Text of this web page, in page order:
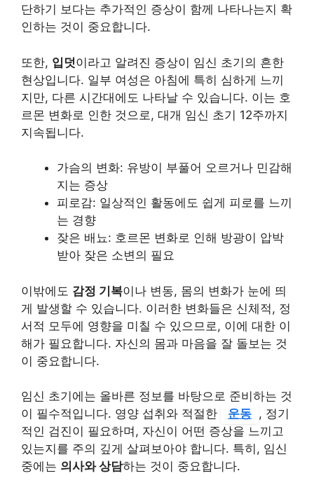
단하기 보다는 추가적인 증상이 함께 나타나는지 확
인하는 것이 중요합니다.
또한, 입덧이라고 알려진 증상이 임신 초기의 흔한
현상입니다. 일부 여성은 아침에 특히 심하게 느끼
지만, 다른 시간대에도 나타날 수 있습니다. 이는 호
르몬 변화로 인한 것으로, 대개 임신 초기 12주까지
지속됩니다.
가슴의 변화: 유방이 부풀어 오르거나 민감해
지는 증상
피로감: 일상적인 활동에도 쉽게 피로를 느끼
는 경향
잦은 배뇨: 호르몬 변화로 인해 방광이 압박
받아 잦은 소변의 필요
이밖에도 감정 기복이나 변동, 몸의 변화가 눈에 띄
게 발생할 수 있습니다. 이러한 변화들은 신체적, 정
서적 모두에 영향을 미칠 수 있으므로, 이에 대한 이
해가 필요합니다. 자신의 몸과 마음을 잘 돌보는 것
이 중요합니다.
임신 초기에는 올바른 정보를 바탕으로 준비하는 것
이 필수적입니다. 영양 섭취와 적절한
운동 , 정기
적인 검진이 필요하며, 자신이 어떤 증상을 느끼고
있는지를 주의 깊게 살펴보아야 합니다. 특히, 임신
중에는 의사와 상담하는 것이 중요합니다.